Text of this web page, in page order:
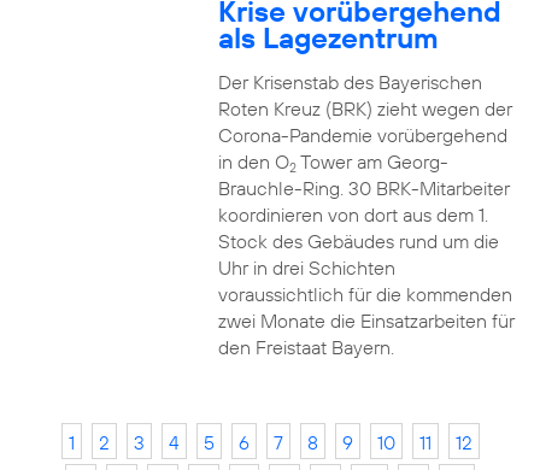
Krise vorübergehend
als Lagezentrum
Der Krisenstab des Bayerischen
Roten Kreuz (BRK) zieht wegen der
Corona-Pandemie vorübergehend
in den O2Tower am Georg-
Brauchle-Ring. 30 BRK-Mitarbeiter
koordinieren von dort aus dem 1.
Stock des Gebäudes rund um die
Uhr in drei Schichten
voraussichtlich für die kommenden
zwei Monate die Einsatzarbeiten für
den Freistaat Bayern.
1 2 3 4 5 6 7 8 9 10 11
12